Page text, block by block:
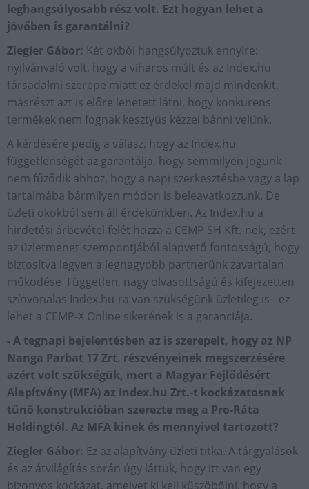
leghangsúlyosabb rész volt. Ezt hogyan lehet a
jövőben is garantálni?
Ziegler Gábor: Két okból hangsúlyoztuk ennyire:
nyilvánvaló volt, hogy a viharos múlt és az Index.hu
társadalmi szerepe miatt ez érdekel majd mindenkit,
másrészt azt is előre lehetett látni, hogy konkurens
termékek nem fognak kesztyűs kézzel bánni velünk.
A kérdésére pedig a válasz, hogy az Index.hu
függetlenségét az garantálja, hogy semmilyen jogunk
nem fűződik ahhoz, hogy a napi szerkesztésbe vagy a lap
tartalmába bármilyen módon is beleavatkozzunk. De
üzleti okokból sem áll érdekünkben. Az Index.hu a
hirdetési árbevétel felét hozza a CEMP SH Kft.-nek, ezért
az üzletmenet szempontjából alapvető fontosságú, hogy
biztosítva legyen a legnagyobb partnerünk zavartalan
működése. Független, nagy olvasottságú és kifejezetten
színvonalas Index.hu-ra van szükségünk üzletileg is - ez
lehet a CEMP-X Online sikerének is a garanciája.
- A tegnapi bejelentésben az is szerepelt, hogy az NP
Nanga Parbat 17 Zrt. részvényeinek megszerzésére
azért volt szükségük, mert a Magyar Fejlődésért
Alapítvány (MFA) az Index.hu Zrt.-t kockázatosnak
tűnő konstrukcióban szerezte meg a Pro-Ráta
Holdingtól. Az MFA kinek és mennyivel tartozott?
Ziegler Gábor: Ez az alapítvány üzleti titka. A tárgyalások
és az átvilágítás során úgy láttuk, hogy itt van egy
bizonyos kockázat, amelyet ki kell küszöbölni, hogy a